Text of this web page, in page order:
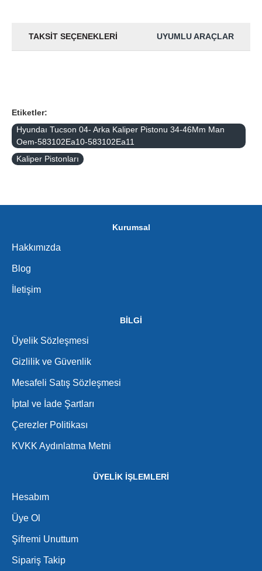
TAKSIT SEÇENEKLERI UYUMLU ARAÇLAR
Etiketler:
Hyundaı Tucson 04- Arka Kaliper Pistonu 34-46Mm Man
Oem-583102Ea10-583102Ea11
Kaliper Pistonları
Kurumsal
Hakkımızda
Blog
İletişim
BİLGİ
Üyelik Sözleşmesi
Gizlilik ve Güvenlik
Mesafeli Satış Sözleşmesi
İptal ve İade Şartları
Çerezler Politikası
KVKK Aydınlatma Metni
ÜYELİK İŞLEMLERİ
Hesabım
Üye Ol
Şifremi Unuttum
Sipariş Takip